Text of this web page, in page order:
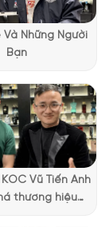
và cao cấp
Những Người
Bạn
Vũ Tiến Anh
thương hiệu